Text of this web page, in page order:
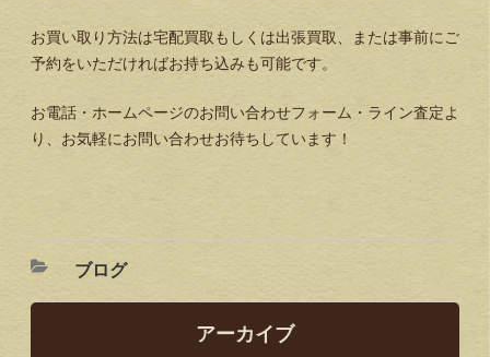
お買い取り方法は宅配買取もしくは出張買取、または事前にご
予約をいただければお持ち込みも可能です。
お電話・ホームページのお問い合わせフォーム・ライン査定よ
り、お気軽にお問い合わせお待ちしています！
ブログ
アーカイブ